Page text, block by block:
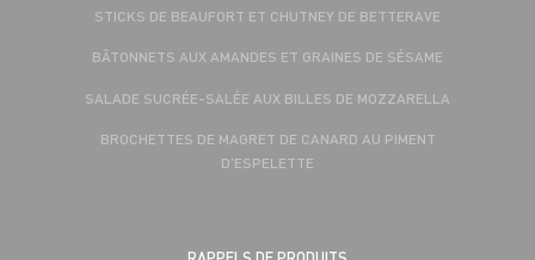
STICKS DE BEAUFORT ET CHUTNEY DE BETTERAVE
BÂTONNETS AUX AMANDES ET GRAINES DE SÉSAME
SALADE SUCRÉE-SALÉE AUX BILLES DE MOZZARELLA
BROCHETTES DE MAGRET DE CANARD AU PIMENT
D’ESPELETTE